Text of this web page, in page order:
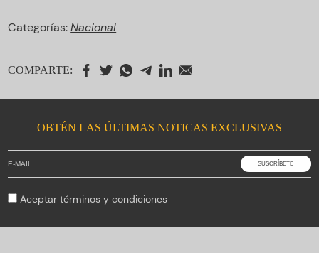
Categorías:Nacional
COMPARTE:
OBTÉN LAS ÚLTIMAS NOTICAS EXCLUSIVAS
Aceptartérminos y condiciones